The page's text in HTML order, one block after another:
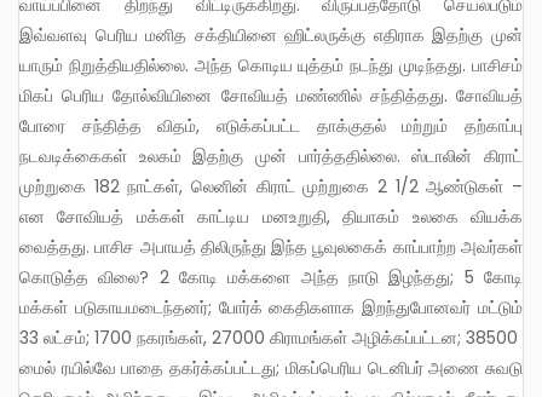
இவ்வளவு பெரிய மனித சக்தியினை ஹிட்லருக்கு எதிராக இதற்கு முன்
யாரும் நிறுத்தியதில்லை. அந்த கொடிய யுத்தம் நடந்து முடிந்தது. பாசிசம்
மிகப் பெரிய தோல்வியினை சோவியத் மண்ணில் சந்தித்தது. சோவியத்
போரை சந்தித்த விதம், எடுக்கப்பட்ட தாக்குதல் மற்றும் தற்காப்பு
நடவடிக்கைகள் உலகம் இதற்கு முன் பார்த்ததில்லை. ஸ்டாலின் கிராட்
முற்றுகை 182 நாட்கள், லெனின் கிராட் முற்றுகை 2 1/2 ஆண்டுகள் –
என சோவியத் மக்கள் காட்டிய மனஉறுதி, தியாகம் உலகை வியக்க
வைத்தது. பாசிச அபாயத் திலிருந்து இந்த பூவுலகைக் காப்பாற்ற அவர்கள்
கொடுத்த விலை? 2 கோடி மக்களை அந்த நாடு இழந்தது; 5 கோடி
மக்கள் படுகாயமடைந்தனர்; போர்க் கைதிகளாக இறந்துபோனவர் மட்டும்
33 லட்சம்; 1700 நகரங்கள், 27000 கிராமங்கள் அழிக்கப்பட்டன; 38500
மைல் ரயில்வே பாதை தகர்க்கப்பட்டது; மிகப்பெரிய டெனிபர் அணை சுவடு